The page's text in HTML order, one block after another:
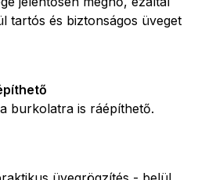
tartós és biztonságos üveget
burkolatra is ráépíthető.